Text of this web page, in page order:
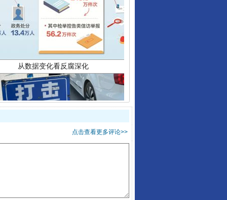
从数据变化看反腐深化
点击查看更多评论>>